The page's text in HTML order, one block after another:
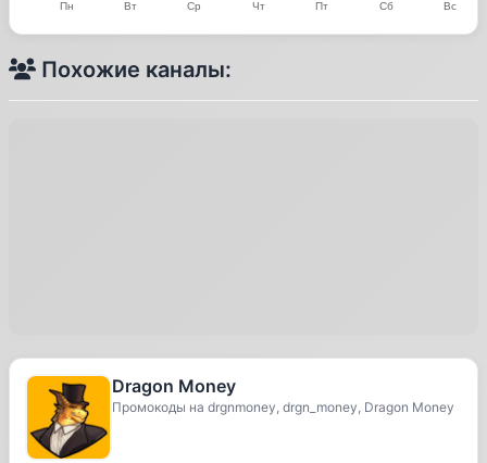
Похожие каналы:
Dragon Money
Промокоды на drgnmoney, drgn_money, Dragon Money